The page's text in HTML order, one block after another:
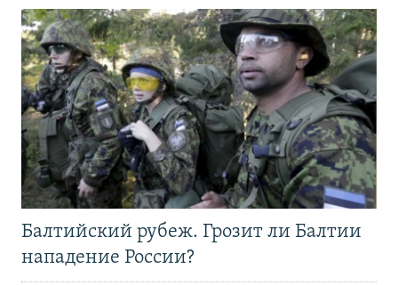
Балтийский рубеж. Грозит ли Балтии
нападение России?